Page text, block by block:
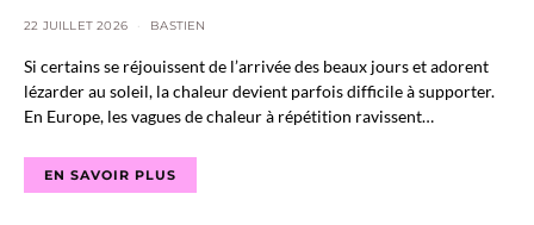
22 JUILLET 2026 BASTIEN
Si certains se réjouissent de l’arrivée des beaux jours et adorent
lézarder au soleil, la chaleur devient parfois difficile à supporter.
En Europe, les vagues de chaleur à répétition ravissent…
EN SAVOIR PLUS